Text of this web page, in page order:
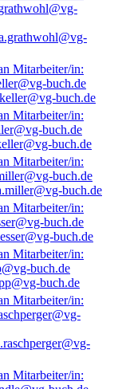
buch.de
buch.de
buch.de
buch.de
buch.de